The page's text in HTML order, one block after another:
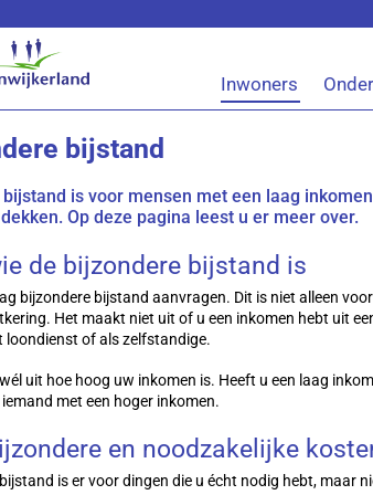
Inwoners
bijstand
bijstand is voor mensen met een laag
Op deze pagina leest u er meer over.
de bijzondere bijstand is
bijzondere bijstand aanvragen. Dit is niet alleen
Het maakt niet uit of u een inkomen hebt uit
loondienst of als zelfstandige.
uit hoe hoog uw inkomen is. Heeft u een laag
met een hoger inkomen.
en noodzakelijke
is er voor dingen die u écht nodig hebt, maar